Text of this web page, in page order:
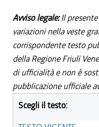
Avviso legale:Il
variazioni nella veste
corrispondente testo
della Regione Friuli
di ufficialità e non è
pubblicazione ufficiale
Scegli il testo: